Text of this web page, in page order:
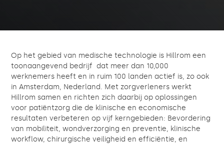
Op het gebied van medische technologie is Hillrom een
toonaangevend bedrijf dat meer dan 10,000
werknemers heeft en in ruim 100 landen actief is, zo ook
in Amsterdam, Nederland. Met zorgverleners werkt
Hillrom samen en richten zich daarbij op oplossingen
voor patiëntzorg die de klinische en economische
resultaten verbeteren op vijf kerngebieden: Bevordering
van mobiliteit, wondverzorging en preventie, klinische
workflow, chirurgische veiligheid en efficiëntie, en